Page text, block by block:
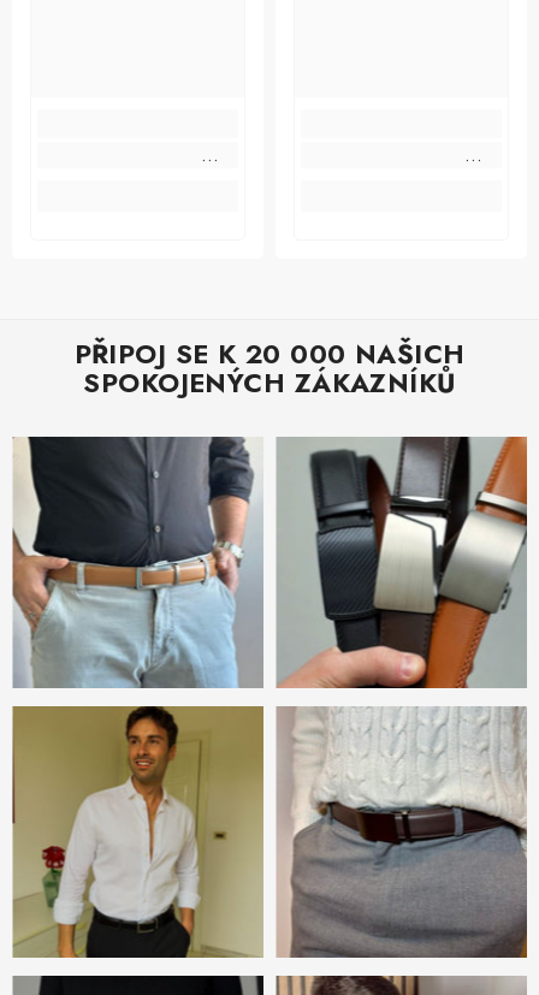
PŘIPOJ SE K 20 000 NAŠICH
SPOKOJENÝCH ZÁKAZNÍKŮ